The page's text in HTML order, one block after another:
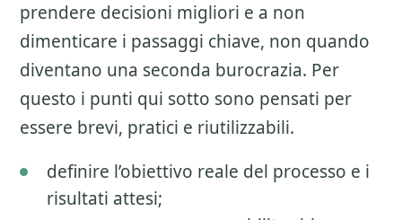
prendere decisioni migliori e a non
dimenticare i passaggi chiave, non quando
diventano una seconda burocrazia. Per
questo i punti qui sotto sono pensati per
essere brevi, pratici e riutilizzabili.
definire l’obiettivo reale del processo e i
risultati attesi;